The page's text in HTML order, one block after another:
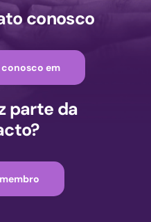
conosco
em
parte da